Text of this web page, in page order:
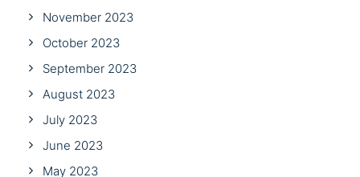
November 2023
October 2023
September 2023
August 2023
July 2023
June 2023
May 2023